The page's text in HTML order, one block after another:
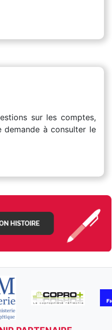
sur les comptes,
demande à consulter le